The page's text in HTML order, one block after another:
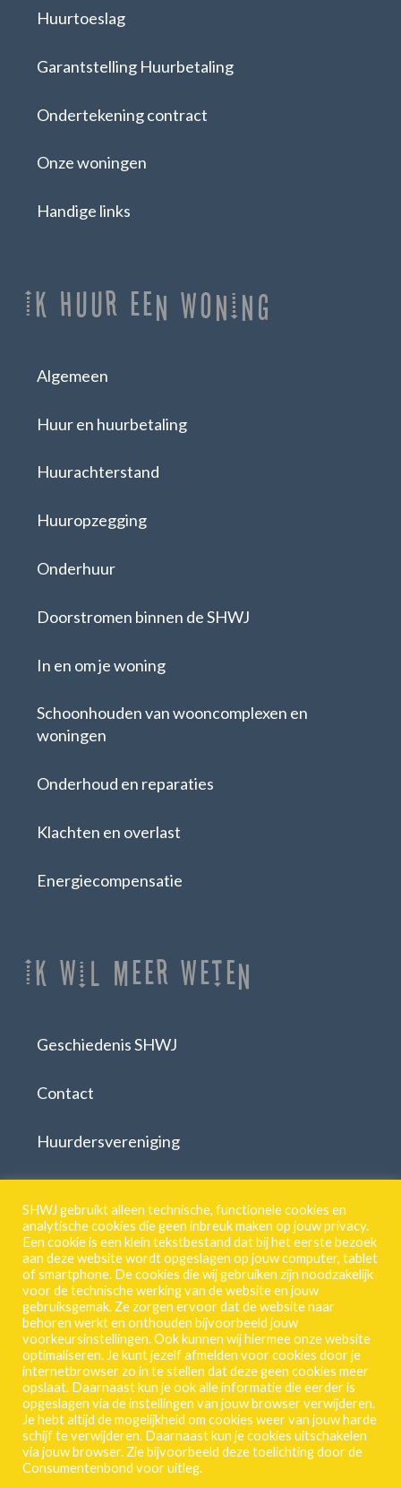
Huurtoeslag
Garantstelling Huurbetaling
Ondertekening contract
Onze woningen
Handige links
Ik huur een woning
Algemeen
Huur en huurbetaling
Huurachterstand
Huuropzegging
Onderhuur
Doorstromen binnen de SHWJ
In en om je woning
Schoonhouden van wooncomplexen en
woningen
Onderhoud en reparaties
Klachten en overlast
Energiecompensatie
Ik Wil Meer Weten
Geschiedenis SHWJ
Contact
Huurdersvereniging
SHWJ.
Breestraat 55 | 2311 CJ | Leiden
071 513 46 18
Privacy-Verklaring
Frequente vragen
Vacature
Mijn SHWJ inloggen
SHWJ gebruikt alleen technische, functionele cookies en
analytische cookies die geen inbreuk maken op jouw privacy.
Een cookie is een klein tekstbestand dat bij het eerste bezoek
aan deze website wordt opgeslagen op jouw computer, tablet
of smartphone. De cookies die wij gebruiken zijn noodzakelijk
voor de technische werking van de website en jouw
gebruiksgemak. Ze zorgen ervoor dat de website naar
behoren werkt en onthouden bijvoorbeeld jouw
voorkeursinstellingen. Ook kunnen wij hiermee onze website
optimaliseren. Je kunt jezelf afmelden voor cookies door je
internetbrowser zo in te stellen dat deze geen cookies meer
opslaat. Daarnaast kun je ook alle informatie die eerder is
opgeslagen via de instellingen van jouw browser verwijderen.
Je hebt altijd de mogelijkheid om cookies weer van jouw harde
schijf te verwijderen. Daarnaast kun je cookies uitschakelen
via jouw browser. Zie bijvoorbeeld deze toelichting door de
Consumentenbond voor uitleg.